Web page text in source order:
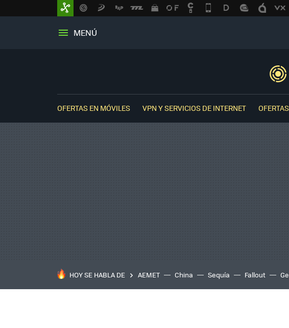
MENÚ
OFERTAS EN MÓVILES VPN Y SERVICIOS DE INTERNET
HOY SE HABLA DE AEMET China Sequía Fallout